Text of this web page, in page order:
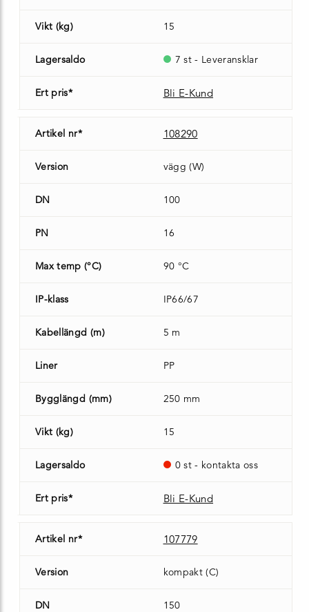
Vikt (kg) 15
Lagersaldo 7 st - Leveransklar
Ert pris* Bli E-Kund
Artikel nr* 108290
Version vägg (W)
DN 100
PN 16
Max temp (°C) 90 °C
IP-klass IP66/67
Kabellängd (m) 5 m
Liner PP
Bygglängd (mm) 250 mm
Vikt (kg) 15
Lagersaldo 0 st - kontakta oss
Ert pris* Bli E-Kund
Artikel nr* 107779
Version kompakt (C)
DN 150